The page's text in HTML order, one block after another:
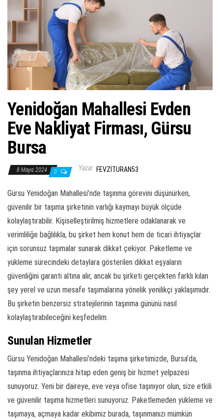
Yenidoğan Mahallesi Evden
Eve Nakliyat Firması, Gürsu
Bursa
8 Mayıs 2024 0 Yazar: FEVZITURAN53
Gürsu Yenidoğan Mahallesi’nde taşınma görevini düşünürken,
güvenilir bir taşıma şirketinin varlığı kaymayı büyük ölçüde
kolaylaştırabilir. Kişiselleştirilmiş hizmetlere odaklanarak ve
verimliliğe bağlılıkla, bu şirket hem konut hem de ticari ihtiyaçlar
için sorunsuz taşımalar sunarak dikkat çekiyor. Paketleme ve
yükleme sürecindeki detaylara gösterilen dikkat eşyaların
güvenliğini garanti altına alır, ancak bu şirketi gerçekten farklı kılan
şey yerel ve uzun mesafe taşımalarına yönelik yenilikçi yaklaşımıdır.
Bu şirketin benzersiz stratejilerinin taşınma gününü nasıl
kolaylaştırabileceğini keşfedelim.
Sunulan Hizmetler
Gürsu Yenidoğan Mahallesi’ndeki taşıma şirketimizde, Bursa’da,
taşınma ihtiyaçlarınıza hitap eden geniş bir hizmet yelpazesi
sunuyoruz. Yeni bir daireye, eve veya ofise taşınıyor olun, size etkili
ve güvenilir taşıma hizmetleri sunuyoruz. Paketlemeden yükleme ve
taşımaya, açmaya kadar ekibimiz burada, taşınmanızı mümkün